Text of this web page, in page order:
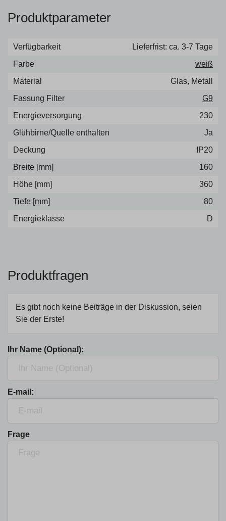
Produktparameter
Verfügbarkeit
Lieferfrist: ca. 3-7 Tage
Farbe
weiß
Material
Glas, Metall
Fassung Filter
G9
Energieversorgung
230
Glühbirne/Quelle enthalten
Ja
Deckung
IP20
Breite [mm]
160
Höhe [mm]
360
Tiefe [mm]
80
Energieklasse
D
Produktfragen
Es gibt noch keine Beiträge in der Diskussion, seien
Sie der Erste!
Ihr Name (Optional):
E-mail:
Frage